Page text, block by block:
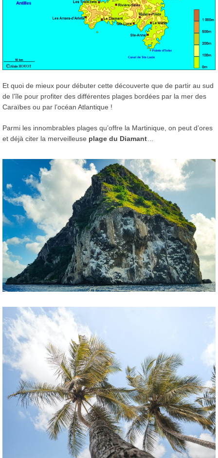
Et quoi de mieux pour débuter cette découverte que de partir au sud
de l’île pour profiter des différentes plages bordées par la mer des
Caraïbes ou par l’océan Atlantique !
Parmi les innombrables plages qu’offre la Martinique, on peut d’ores
et déjà citer la merveilleuse plage du Diamant…